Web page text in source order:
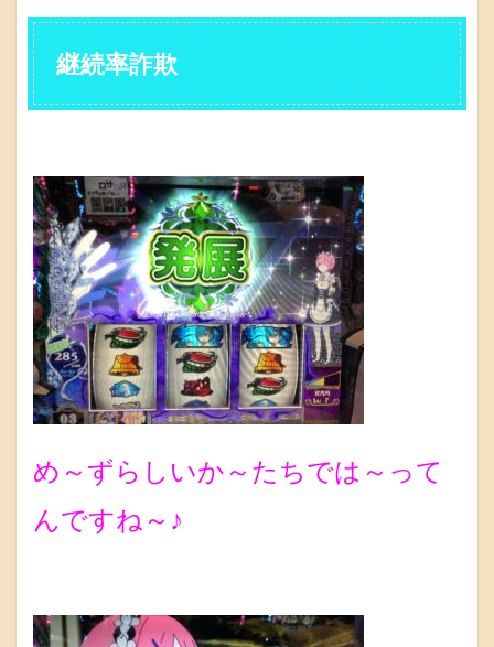
継続率詐欺
め～ずらしいか～たちでは～って
んですね～♪